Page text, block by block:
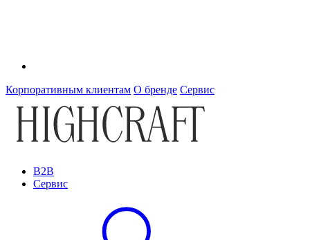
Корпоративным клиентам О бренде Сервис
B2B
Сервис